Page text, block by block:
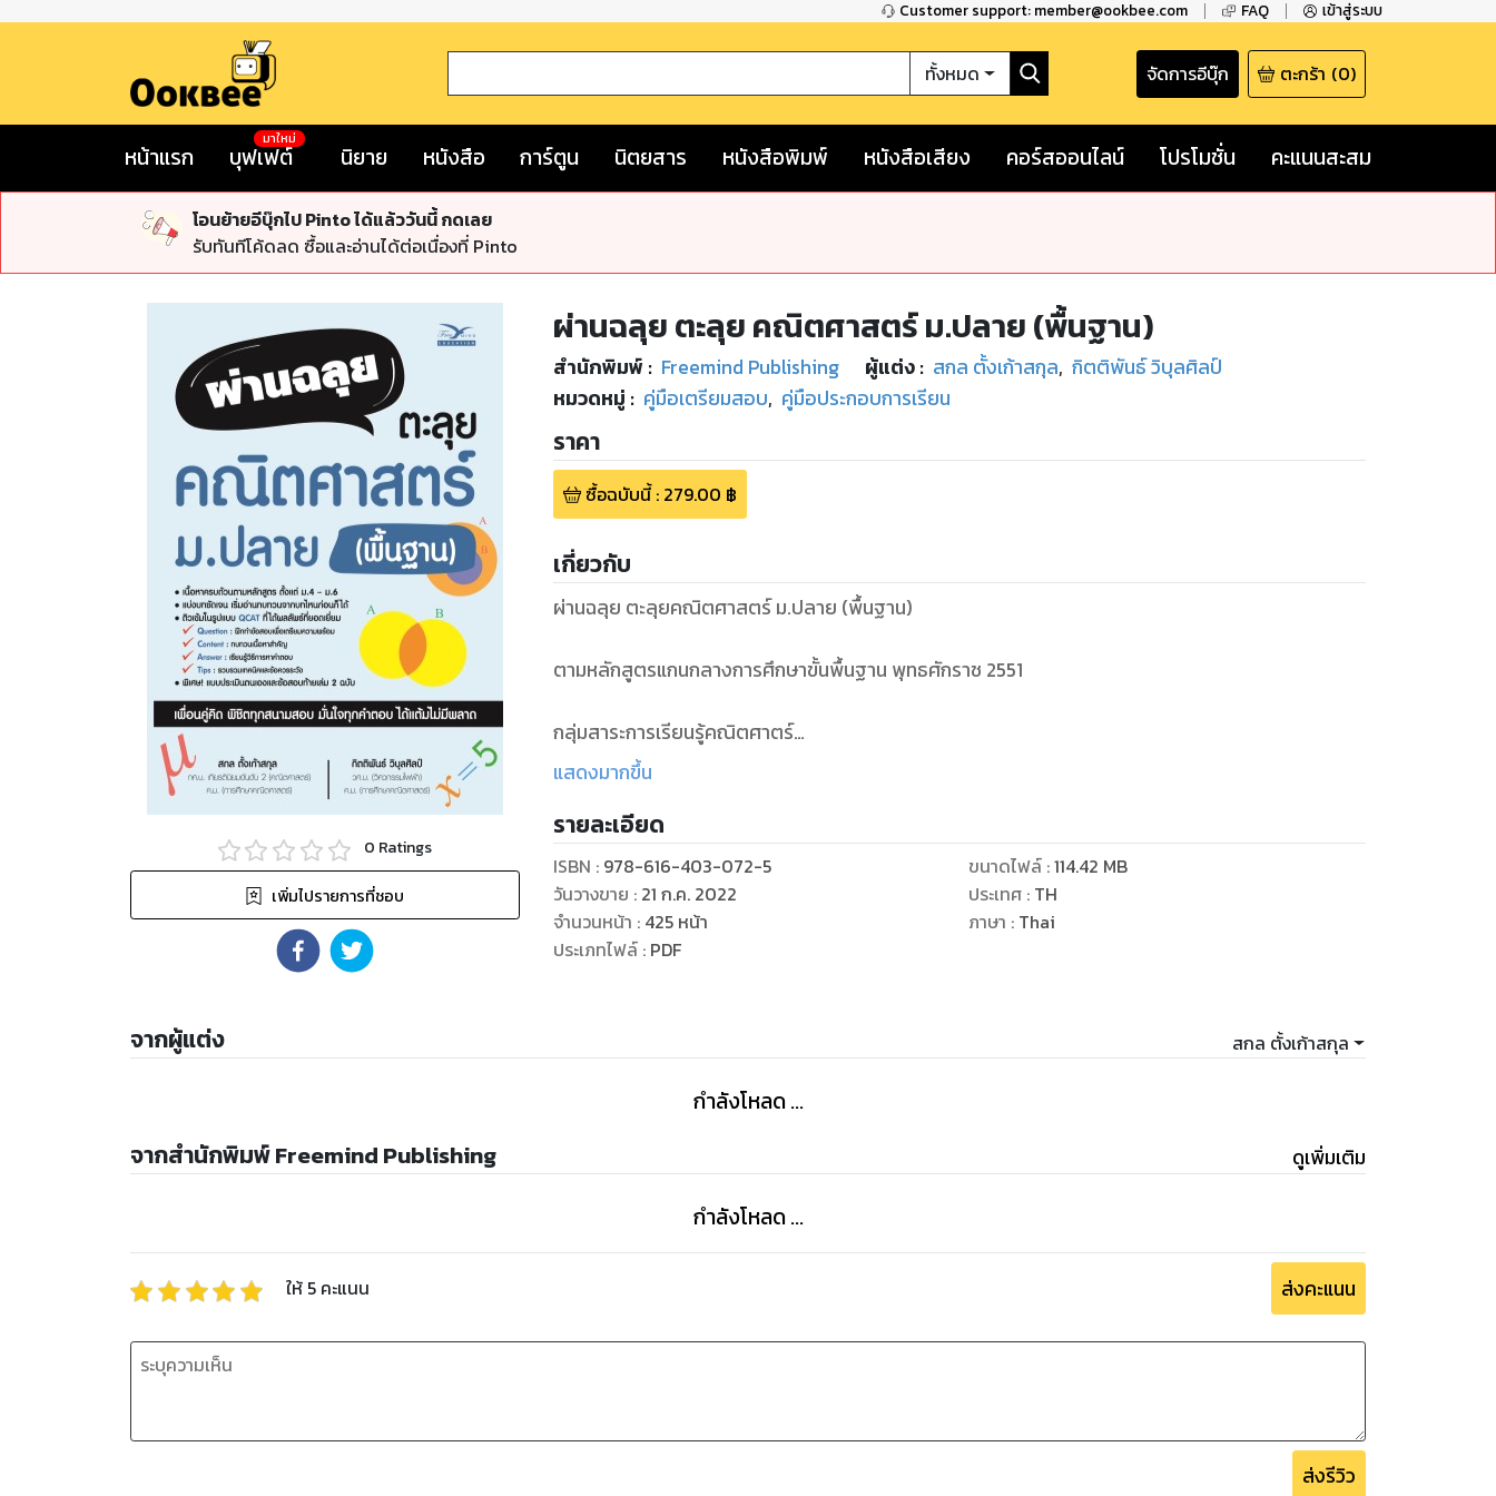
Customer support: member@ookbee.com FAQ เข้าสู่ระบบ
ทั้งหมด จัดการอีบุ๊ก ตะกร้า (0)
หน้าแรก บุฟเฟต์
มาใหม่
นิยาย หนังสือ การ์ตูน นิตยสาร หนังสือพิมพ์ หนังสือเสียง คอร์สออนไลน์ โปรโมชั่น คะแนนสะสม
โอนย้ายอีบุ๊กไป Pinto ได้แล้ววันนี้ กดเลย
รับทันทีโค้ดลด ซื้อและอ่านได้ต่อเนื่องที่ Pinto
0 Ratings
เพิ่มไปรายการที่ชอบ
ผ่านฉลุย ตะลุย คณิตศาสตร์ ม.ปลาย (พื้นฐาน)
สำนักพิมพ์ : Freemind Publishing ผู้แต่ง : สกล ตั้งเก้าสกุล, กิตติพันธ์ วิบุลศิลป์
หมวดหมู่ : คู่มือเตรียมสอบ, คู่มือประกอบการเรียน
ราคา
ซื้อฉบับนี้: 279.00 ฿
เกี่ยวกับ
ผ่านฉลุย ตะลุยคณิตศาสตร์ ม.ปลาย (พื้นฐาน)
ตามหลักสูตรแกนกลางการศึกษาขั้นพื้นฐาน พุทธศักราช 2551
กลุ่มสาระการเรียนรู้คณิตศาตร์
-แบ่งบทชัดเจน เริ่มอ่านทบทวนจากบทไหนก็ได้
-ติวเข้มในรูปแบบ QCAT ที่ได้ผลลัพธ์ที่ยอดเยี่ยม
-พิเศษ!! แบบประเมินตนเองและข้อสอบท้ายเล่ม 2 ฉบับ
แสดงมากขึ้น
รายละเอียด
ISBN : 978-616-403-072-5
วันวางขาย : 21 ก.ค. 2022
จำนวนหน้า : 425 หน้า
ประเภทไฟล์: PDF
ขนาดไฟล์:114.42 MB
ประเทศ : TH
ภาษา : Thai
จากผู้แต่ง สกล ตั้งเก้าสกุล
กำลังโหลด ...
จากสำนักพิมพ์ Freemind Publishing ดูเพิ่มเติม
กำลังโหลด ...
ให้ 5 คะแนน ส่งคะแนน
ส่งรีวิว